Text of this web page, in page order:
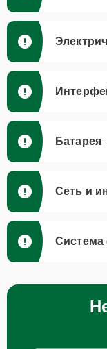
Батарея
Сеть и
Система